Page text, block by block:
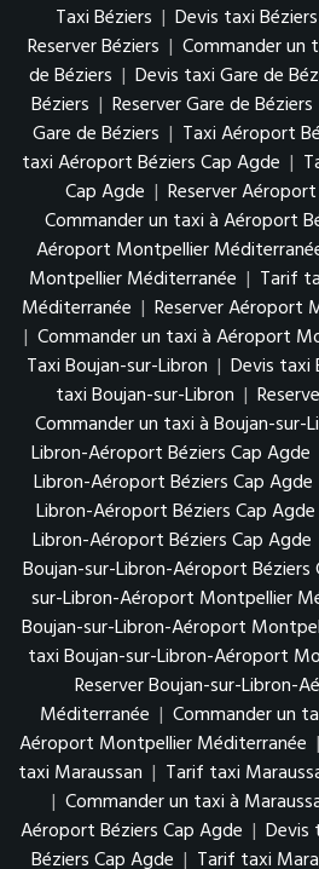
Taxi Béziers | Devis taxi Béziers
Reserver Béziers | Commander un
de Béziers | Devis taxi Gare de
Béziers | Reserver Gare de Béziers
Gare de Béziers | Taxi Aéroport
taxi Aéroport Béziers Cap Agde |
Cap Agde | Reserver
Commander un taxi à Aéroport
Aéroport Montpellier
Montpellier Méditerranée | Tarif
Méditerranée | Reserver Aéroport
| Commander un taxi à Aéroport
Taxi Boujan-sur-Libron | Devis taxi
taxi Boujan-sur-Libron |
Commander un taxi à Boujan-sur-
Libron-Aéroport Béziers Cap Agde
Libron-Aéroport Béziers Cap Agde
Libron-Aéroport Béziers Cap Agde
Libron-Aéroport Béziers Cap Agde
Boujan-sur-Libron-Aéroport Béziers
sur-Libron-Aéroport Montpellier
Boujan-sur-Libron-Aéroport
taxi Boujan-sur-Libron-Aéroport
Reserver Boujan-sur-Libron-
Méditerranée | Commander un
Aéroport Montpellier Méditerranée |
taxi Maraussan | Tarif taxi
| Commander un taxi à
Aéroport Béziers Cap Agde | Devis
Béziers Cap Agde | Tarif taxi